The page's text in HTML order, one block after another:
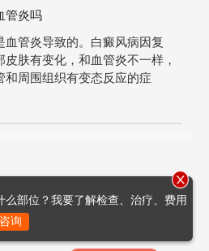
管炎吗
血管炎导致的。白癜风病因复
肤有变化，和血管炎不一样，
和周围组织有变态反应的症
么部位？我要了解检查、治疗、费用
询